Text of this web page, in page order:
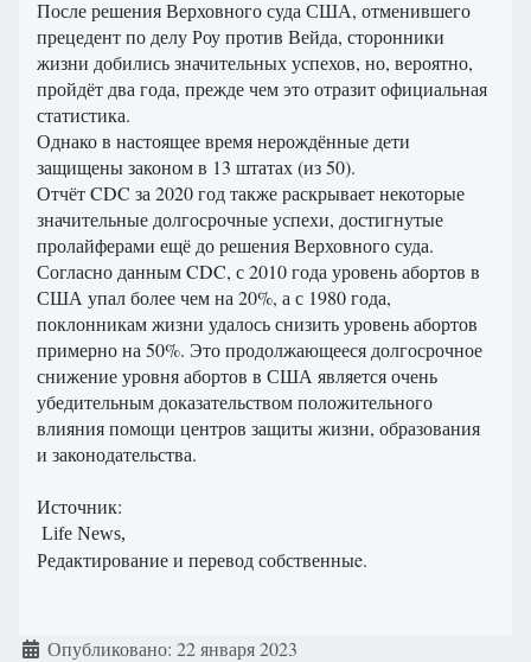
После решения Верховного суда США, отменившего
прецедент по делу Роу против Вейда, сторонники
жизни добились значительных успехов, но, вероятно,
пройдёт два года, прежде чем это отразит официальная
статистика.
Однако в настоящее время нерождённые дети
защищены законом в 13 штатах (из 50).
Отчёт CDC за 2020 год также раскрывает некоторые
значительные долгосрочные успехи, достигнутые
пролайферами ещё до решения Верховного суда.
Согласно данным CDC, с 2010 года уровень абортов в
США упал более чем на 20%, а с 1980 года,
поклонникам жизни удалось снизить уровень абортов
примерно на 50%. Это продолжающееся долгосрочное
снижение уровня абортов в США является очень
убедительным доказательством положительного
влияния помощи центров защиты жизни, образования
и законодательства.
Источник:
Life News,
Редактирование и перевод собственныe.
Информация о материале
Опубликовано: 22 января 2023